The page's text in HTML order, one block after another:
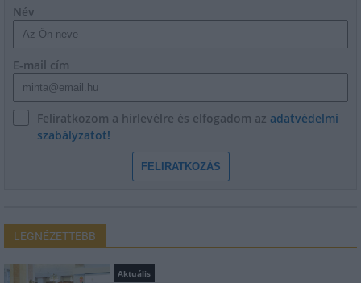
Név
E-mail cím
Feliratkozom a hírlevélre és elfogadom az adatvédelmi
szabályzatot!
FELIRATKOZÁS
LEGNÉZETTEBB
Aktuális